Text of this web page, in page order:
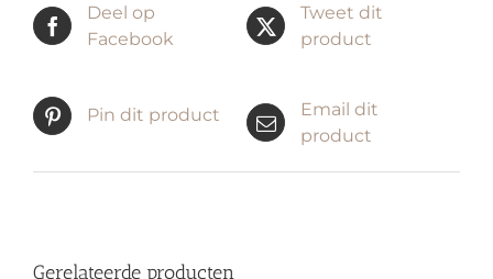
Deel op
Facebook
Tweet dit
product
Pin dit product
Email dit
product
Gerelateerde producten